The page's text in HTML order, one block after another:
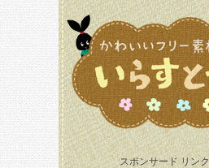
スポンサード リンク